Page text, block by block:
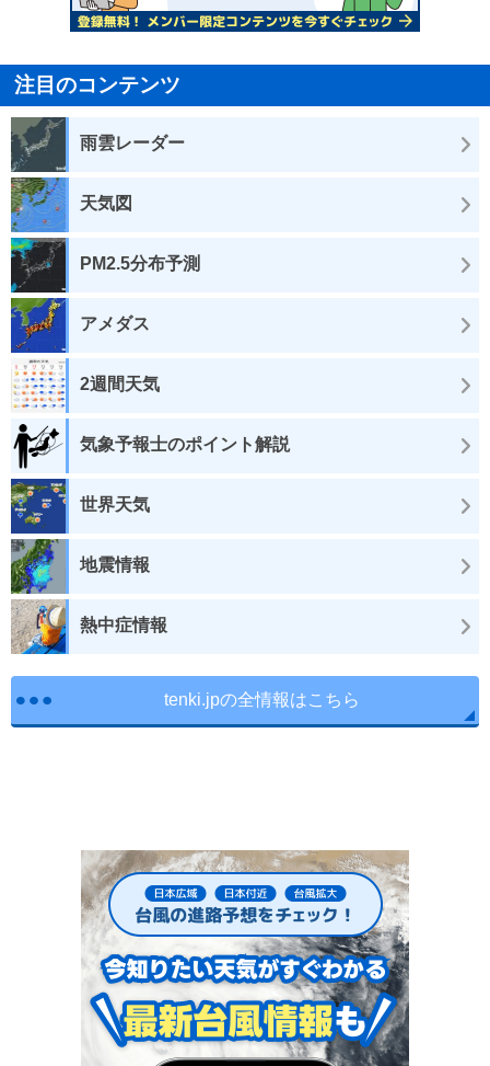
注目のコンテンツ
雨雲レーダー
天気図
PM2.5分布予測
アメダス
2週間天気
気象予報士のポイント解説
世界天気
地震情報
熱中症情報
tenki.jpの全情報はこちら